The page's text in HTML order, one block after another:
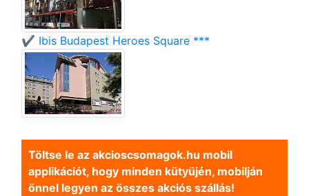
✔️ Ibis Budapest Heroes Square ***
Töltse le az akcioscsomagok.hu mobil
applikációt, hogy minden kütyüjén, mobilján
önnel legyen az összes akciós szállás!